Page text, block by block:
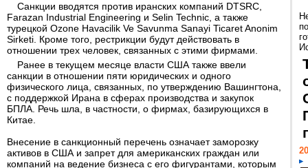
Санкции вводятся против иранских компаний DTSRC,
Farazan Industrial Engineering и Selin Technic, а также
турецкой Ozone Havacilik Ve Savunma Sanayi Ticaret Anonim
Sirketi. Кроме того, рестрикции будут действовать в
отношении трех человек, связанных с этими фирмами.
Ранее в текущем месяце власти США также ввели
санкции в отношении пяти юридических и одного
физического лица, связанных, по утверждению Вашингтона,
с поддержкой Ирана в сферах производства и закупок
БПЛА. Речь шла, в частности, о фирмах, базирующихся в
Китае.
Внесение в санкционный перечень означает заморозку
активов в США и запрет для американских граждан или
компаний на ведение бизнеса с его фигурантами, которым